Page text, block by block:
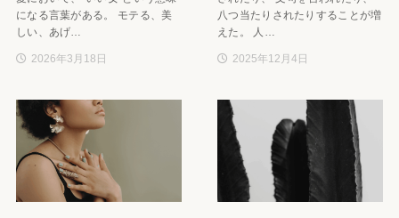
になる言葉がある。 モテる、美
しい、あげ…
2026年3月18日
八つ当たりされたりすることが増
えた。 人…
2025年12月4日